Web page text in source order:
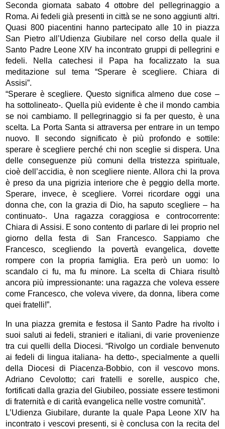
Seconda giornata sabato 4 ottobre del pellegrinaggio a
Roma. Ai fedeli già presenti in città se ne sono aggiunti altri.
Quasi 800 piacentini hanno partecipato alle 10 in piazza
San Pietro all’Udienza Giubilare nel corso della quale il
Santo Padre Leone XIV ha incontrato gruppi di pellegrini e
fedeli. Nella catechesi il Papa ha focalizzato la sua
meditazione sul tema “Sperare è scegliere. Chiara di
Assisi”.
“Sperare è scegliere. Questo significa almeno due cose –
ha sottolineato-. Quella più evidente è che il mondo cambia
se noi cambiamo. Il pellegrinaggio si fa per questo, è una
scelta. La Porta Santa si attraversa per entrare in un tempo
nuovo. Il secondo significato è più profondo e sottile:
sperare è scegliere perché chi non sceglie si dispera. Una
delle conseguenze più comuni della tristezza spirituale,
cioè dell’accidia, è non scegliere niente. Allora chi la prova
è preso da una pigrizia interiore che è peggio della morte.
Sperare, invece, è scegliere. Vorrei ricordare oggi una
donna che, con la grazia di Dio, ha saputo scegliere – ha
continuato-. Una ragazza coraggiosa e controcorrente:
Chiara di Assisi. E sono contento di parlare di lei proprio nel
giorno della festa di San Francesco. Sappiamo che
Francesco, scegliendo la povertà evangelica, dovette
rompere con la propria famiglia. Era però un uomo: lo
scandalo ci fu, ma fu minore. La scelta di Chiara risultò
ancora più impressionante: una ragazza che voleva essere
come Francesco, che voleva vivere, da donna, libera come
quei fratelli!”.
In una piazza gremita e festosa il Santo Padre ha rivolto i
suoi saluti ai fedeli, stranieri e italiani, di varie provenienze
tra cui quelli della Diocesi. “Rivolgo un cordiale benvenuto
ai fedeli di lingua italiana- ha detto-, specialmente a quelli
della Diocesi di Piacenza-Bobbio, con il vescovo mons.
Adriano Cevolotto; cari fratelli e sorelle, auspico che,
fortificati dalla grazia del Giubileo, possiate essere testimoni
di fraternità e di carità evangelica nelle vostre comunità”.
L’Udienza Giubilare, durante la quale Papa Leone XIV ha
incontrato i vescovi presenti, si è conclusa con la recita del